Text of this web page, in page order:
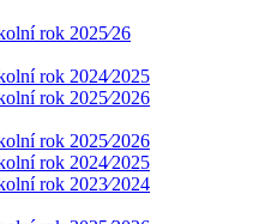
rok 2025⁄26
rok 2024⁄2025
rok 2025⁄2026
rok 2025⁄2026
rok 2024⁄2025
rok 2023⁄2024